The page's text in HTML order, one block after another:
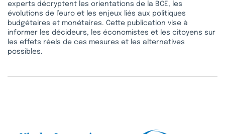
experts décryptent les orientations de la BCE, les
évolutions de l’euro et les enjeux liés aux politiques
budgétaires et monétaires. Cette publication vise à
informer les décideurs, les économistes et les citoyens sur
les effets réels de ces mesures et les alternatives
possibles.